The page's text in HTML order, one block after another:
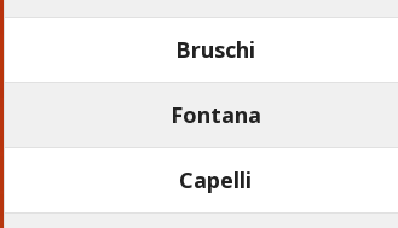
Bruschi
Fontana
Capelli